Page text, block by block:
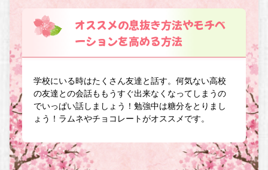
オススメの息抜き方法やモチベ
ーションを高める方法
学校にいる時はたくさん友達と話す。何気ない高校
の友達との会話ももうすぐ出来なくなってしまうの
でいっぱい話しましょう！勉強中は糖分をとりまし
ょう！ラムネやチョコレートがオススメです。